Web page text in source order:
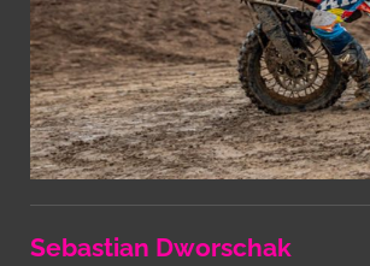
Sebastian Dworschak